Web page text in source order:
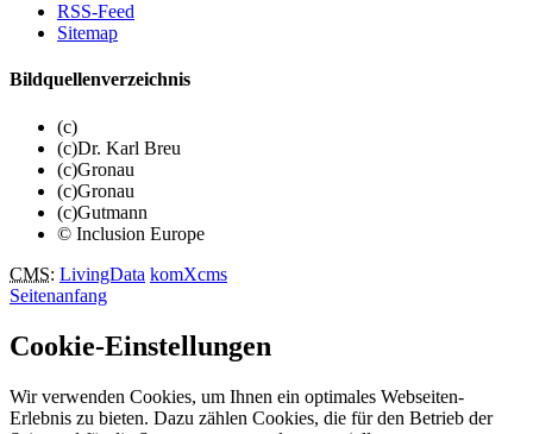
RSS-Feed
Sitemap
Bildquellenverzeichnis
(c)
(c)Dr. Karl Breu
(c)Gronau
(c)Gronau
(c)Gutmann
© Inclusion Europe
CMS: LivingData komXcms
Seitenanfang
Cookie-Einstellungen
Wir verwenden Cookies, um Ihnen ein optimales Webseiten-
Erlebnis zu bieten. Dazu zählen Cookies, die für den Betrieb der